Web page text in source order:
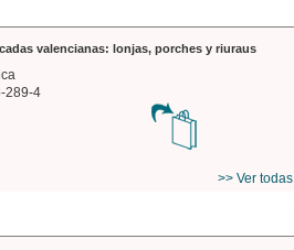
valencianas: lonjas, porches y riuraus
289-4
>> Ver todas